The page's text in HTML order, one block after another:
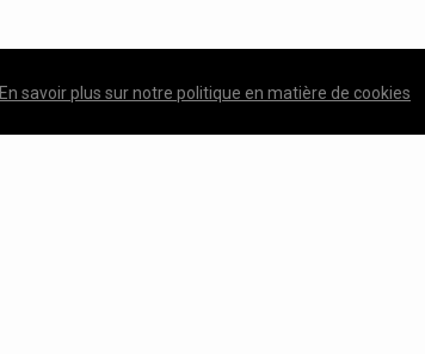
En savoir plus sur notre politique en matière de cookies